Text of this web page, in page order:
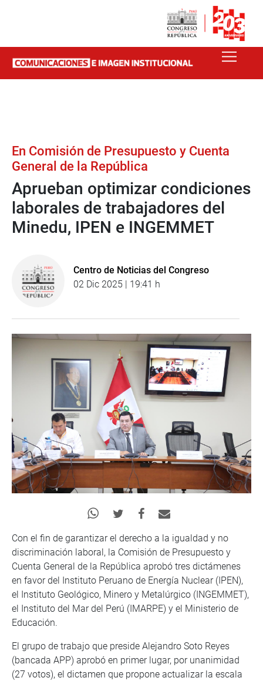
En Comisión de Presupuesto y Cuenta
General de la República
Aprueban optimizar condiciones
laborales de trabajadores del
Minedu, IPEN e INGEMMET
Centro de Noticias del Congreso
02 Dic 2025 | 19:41 h
Con el fin de garantizar el derecho a la igualdad y no
discriminación laboral, la Comisión de Presupuesto y
Cuenta General de la República aprobó tres dictámenes
en favor del Instituto Peruano de Energía Nuclear (IPEN),
el Instituto Geológico, Minero y Metalúrgico (INGEMMET),
el Instituto del Mar del Perú (IMARPE) y el Ministerio de
Educación.
El grupo de trabajo que preside Alejandro Soto Reyes
(bancada APP) aprobó en primer lugar, por unanimidad
(27 votos), el dictamen que propone actualizar la escala